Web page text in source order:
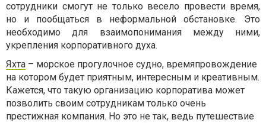
сотрудники смогут не только весело провести время,
но и пообщаться в неформальной обстановке. Это
необходимо для взаимопонимания между ними,
укрепления корпоративного духа.
Яхта – морское прогулочное судно, времяпровождение
на котором будет приятным, интересным и креативным.
Кажется, что такую организацию корпоратива может
позволить своим сотрудникам только очень
престижная компания. Но это не так, ведь путешествие